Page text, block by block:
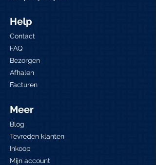
Help
Contact
FAQ
Bezorgen
Afhalen
Facturen
Meer
Blog
Tevreden klanten
Inkoop
Mijn account